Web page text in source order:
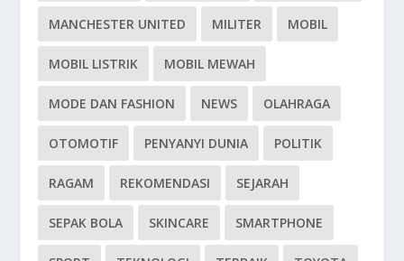
MANCHESTER UNITED MILITER MOBIL
MOBIL LISTRIK MOBIL MEWAH
MODE DAN FASHION NEWS OLAHRAGA
OTOMOTIF PENYANYI DUNIA POLITIK
RAGAM REKOMENDASI SEJARAH
SEPAK BOLA SKINCARE SMARTPHONE